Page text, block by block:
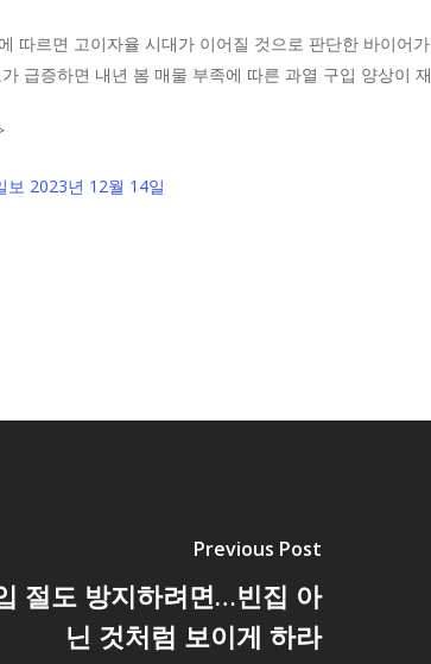
따르면 고이자율 시대가 이어질 것으로 판단한 바이어
급증하면 내년 봄 매물 부족에 따른 과열 구입 양상이
보 2023년 12월 14일
Previous Post
절도 방지하려면…빈집 아
닌 것처럼 보이게 하라